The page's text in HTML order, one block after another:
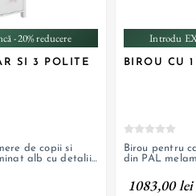
-20% reducere
SI 3 POLITE
de copii si
alb cu detalii
Introdu
BIROU CU
Birou pentru
din PAL
1083,00 lei